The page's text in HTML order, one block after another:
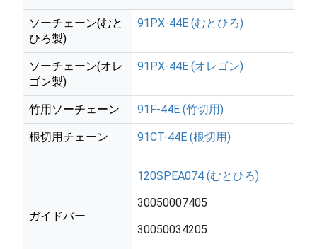
ソーチェーン(むと
ひろ製)
91PX-44E (むとひろ)
ソーチェーン(オレ
ゴン製)
91PX-44E (オレゴン)
竹用ソーチェーン 91F-44E (竹切用)
根切用チェーン 91CT-44E (根切用)
ガイドバー
120SPEA074 (むとひろ)
30050007405
30050034205